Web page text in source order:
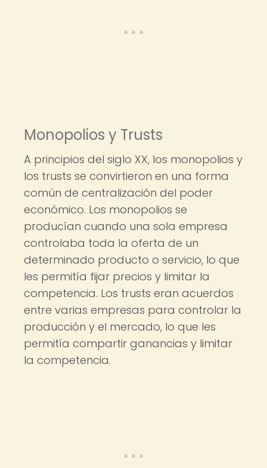
Monopolios y Trusts
A principios del siglo XX, los monopolios y
los trusts se convirtieron en una forma
común de centralización del poder
económico. Los monopolios se
producían cuando una sola empresa
controlaba toda la oferta de un
determinado producto o servicio, lo que
les permitía fijar precios y limitar la
competencia. Los trusts eran acuerdos
entre varias empresas para controlar la
producción y el mercado, lo que les
permitía compartir ganancias y limitar
la competencia.